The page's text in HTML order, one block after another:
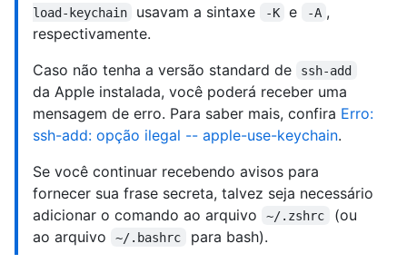
load-keychain
usavam a sintaxe -K e -A ,
respectivamente.
Caso não tenha a versão standard de
ssh-add
da Apple instalada, você poderá receber uma
mensagem de erro. Para saber mais, confira Erro:
ssh-add: opção ilegal -- apple-use-keychain.
Se você continuar recebendo avisos para
fornecer sua frase secreta, talvez seja necessário
adicionar o comando ao arquivo
~/.zshrc
(ou
ao arquivo
~/.bashrc para bash).